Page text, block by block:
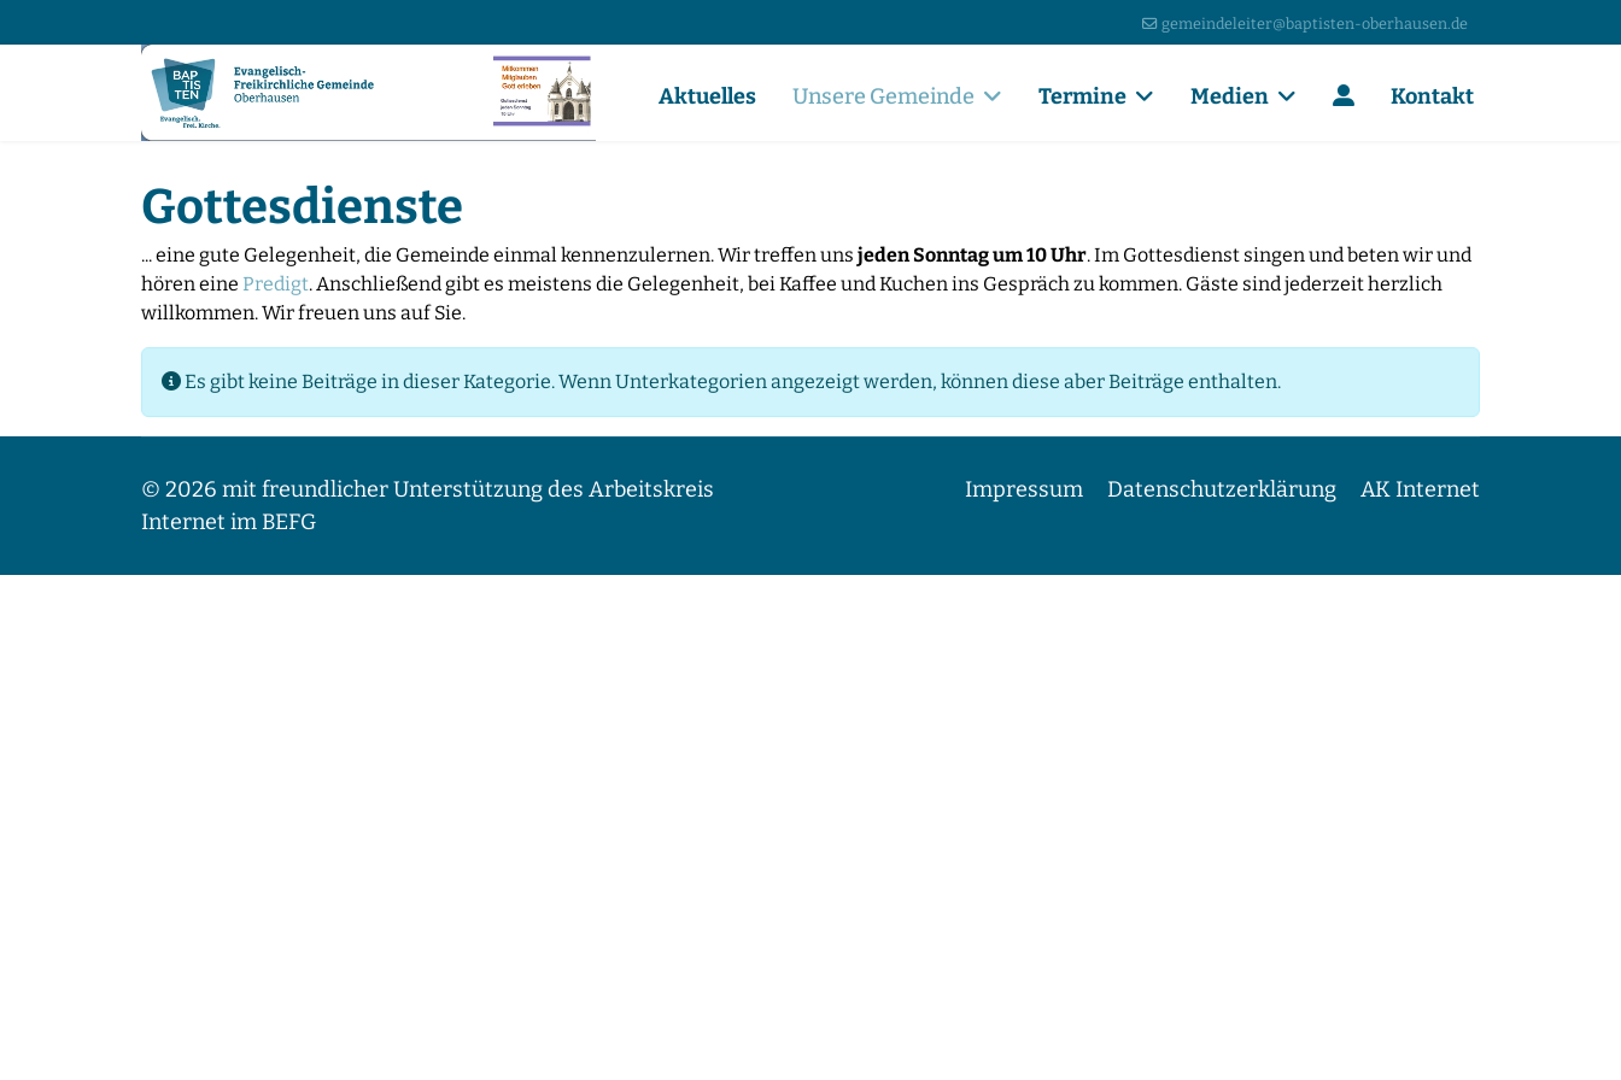
gemeindeleiter@baptisten-oberhausen.de
Aktuelles Unsere Gemeinde Termine Medien Kontakt
Gottesdienste
... eine gute Gelegenheit, die Gemeinde einmal kennenzulernen. Wir treffen uns jeden Sonntag um 10 Uhr. Im Gottesdienst singen und beten wir und
hören eine Predigt. Anschließend gibt es meistens die Gelegenheit, bei Kaffee und Kuchen ins Gespräch zu kommen. Gäste sind jederzeit herzlich
willkommen. Wir freuen uns auf Sie.
Information
Es gibt keine Beiträge in dieser Kategorie. Wenn Unterkategorien angezeigt werden, können diese aber Beiträge enthalten.
© 2026 mit freundlicher Unterstützung des Arbeitskreis
Internet im BEFG
Impressum Datenschutzerklärung AK Internet